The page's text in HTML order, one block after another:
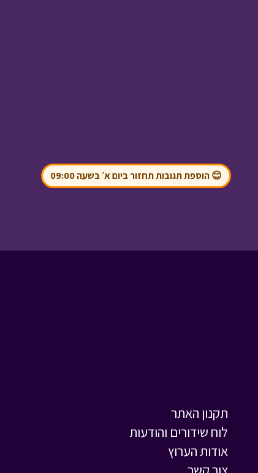
אבא ליום אחד - ריהוט😊 הוספת תגובות תחזור ביום א׳ בשעה 09:00
תקנון האתר
לוח שידורים והודעות
אודות הערוץ